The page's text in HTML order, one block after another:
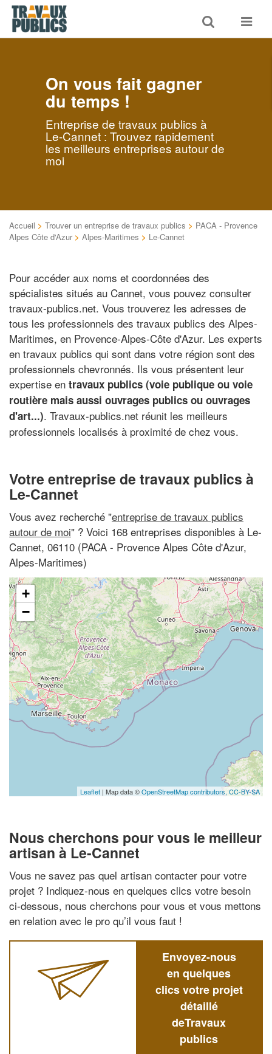
Toggle
search
Toggle
On vous fait gagner
du temps !
Entreprise de travaux publics à
Le-Cannet : Trouvez rapidement
les meilleurs entreprises autour de
moi
Accueil > Trouver un entreprise de travaux publics > PACA - Provence
Alpes Côte d'Azur > Alpes-Maritimes > Le-Cannet
Pour accéder aux noms et coordonnées des
spécialistes situés au Cannet, vous pouvez consulter
travaux-publics.net. Vous trouverez les adresses de
tous les professionnels des travaux publics des Alpes-
Maritimes, en Provence-Alpes-Côte d'Azur. Les experts
en travaux publics qui sont dans votre région sont des
professionnels chevronnés. Ils vous présentent leur
expertise en travaux publics (voie publique ou voie
routière mais aussi ouvrages publics ou ouvrages
d'art...). Travaux-publics.net réunit les meilleurs
professionnels localisés à proximité de chez vous.
Votre entreprise de travaux publics à
Le-Cannet
Vous avez recherché "entreprise de travaux publics
autour de moi" ? Voici 168 entreprises disponibles à Le-
Cannet, 06110 (PACA - Provence Alpes Côte d'Azur,
Alpes-Maritimes)
+
−
Leaflet | Map data ©OpenStreetMap contributors, CC-BY-SA
Nous cherchons pour vous le meilleur
artisan à Le-Cannet
Vous ne savez pas quel artisan contacter pour votre
projet ? Indiquez-nous en quelques clics votre besoin
ci-dessous, nous cherchons pour vous et vous mettons
en relation avec le pro qu’il vous faut !
Envoyez-nous
en quelques
clics votre projet
détaillé
deTravaux
publics